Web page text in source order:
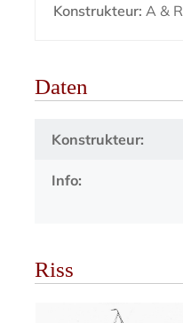
Konstrukteur: A & R
Daten
Konstrukteur:
Info:
Riss